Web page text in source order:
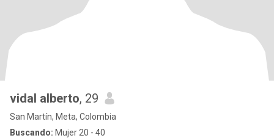
vidal alberto, 29
San Martín, Meta, Colombia
Buscando: Mujer 20 - 40